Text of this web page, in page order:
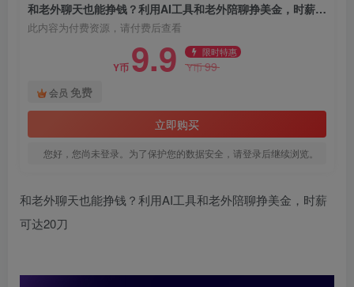
和老外聊天也能挣钱？利用AI工具和老外陪聊挣美金，时薪可达20刀
此内容为付费资源，请付费后查看
Y币 9.9 限时特惠
Y币99
会员 免费
立即购买
您好，您尚未登录。为了保护您的数据安全，请登录后继续浏览。
和老外聊天也能挣钱？利用AI工具和老外陪聊挣美金，时薪
可达20刀